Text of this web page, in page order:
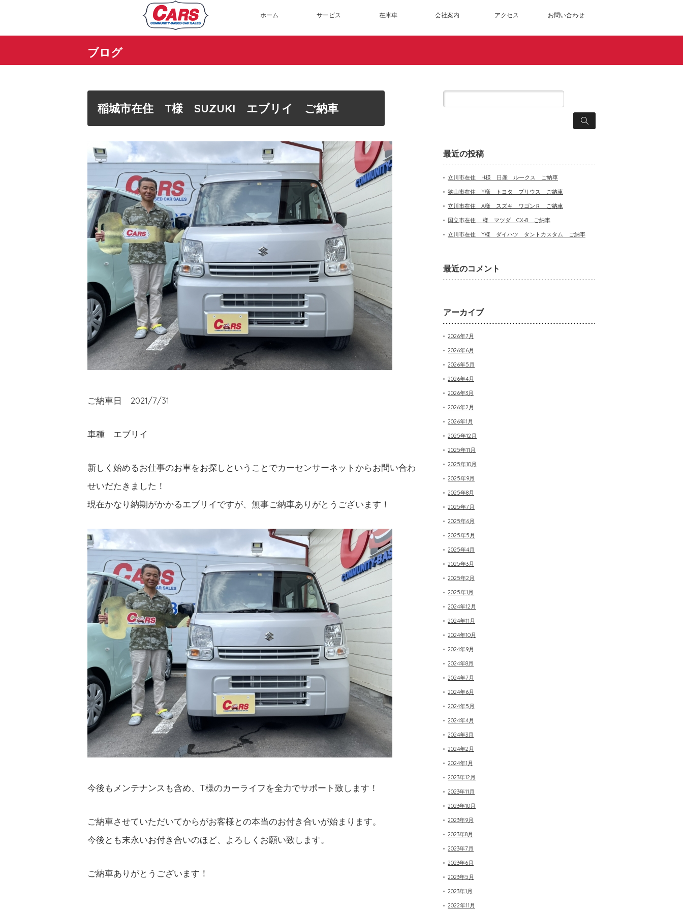
ホーム サービス 在庫車 会社案内 アクセス お問い合わせ
ブログ
稲城市在住 T様 SUZUKI エブリイ ご納車
ご納車日 2021/7/31
車種 エブリイ
新しく始めるお仕事のお車をお探しということでカーセンサーネットからお問い合わ
せいだたきました！
現在かなり納期がかかるエブリイですが、無事ご納車ありがとうございます！
今後もメンテナンスも含め、T様のカーライフを全力でサポート致します！
ご納車させていただいてからがお客様との本当のお付き合いが始まります。
今後とも末永いお付き合いのほど、よろしくお願い致します。
ご納車ありがとうございます！
最近の投稿
立川市在住 H様 日産 ルークス ご納車
狭山市在住 Y様 トヨタ プリウス ご納車
立川市在住 A様 スズキ ワゴンＲ ご納車
国立市在住 I様 マツダ CX-8 ご納車
立川市在住 Y様 ダイハツ タントカスタム ご納車
最近のコメント
アーカイブ
2026年7月
2026年6月
2026年5月
2026年4月
2026年3月
2026年2月
2026年1月
2025年12月
2025年11月
2025年10月
2025年9月
2025年8月
2025年7月
2025年6月
2025年5月
2025年4月
2025年3月
2025年2月
2025年1月
2024年12月
2024年11月
2024年10月
2024年9月
2024年8月
2024年7月
2024年6月
2024年5月
2024年4月
2024年3月
2024年2月
2024年1月
2023年12月
2023年11月
2023年10月
2023年9月
2023年8月
2023年7月
2023年6月
2023年5月
2023年1月
2022年11月